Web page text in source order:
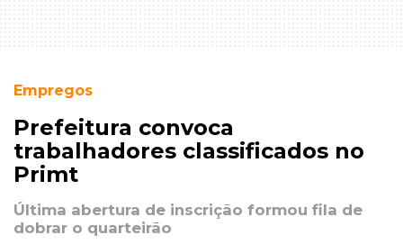
Empregos
Prefeitura convoca
trabalhadores classificados no
Primt
Última abertura de inscrição formou fila de
dobrar o quarteirão